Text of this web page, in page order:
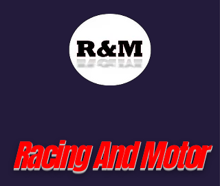
Racing And Motor